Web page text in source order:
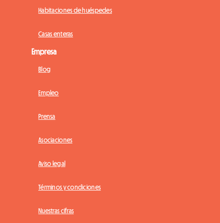
Habitaciones de huéspedes
Casas enteras
Empresa
Blog
Empleo
Prensa
Asociaciones
Aviso legal
Términos y condiciones
Nuestras cifras